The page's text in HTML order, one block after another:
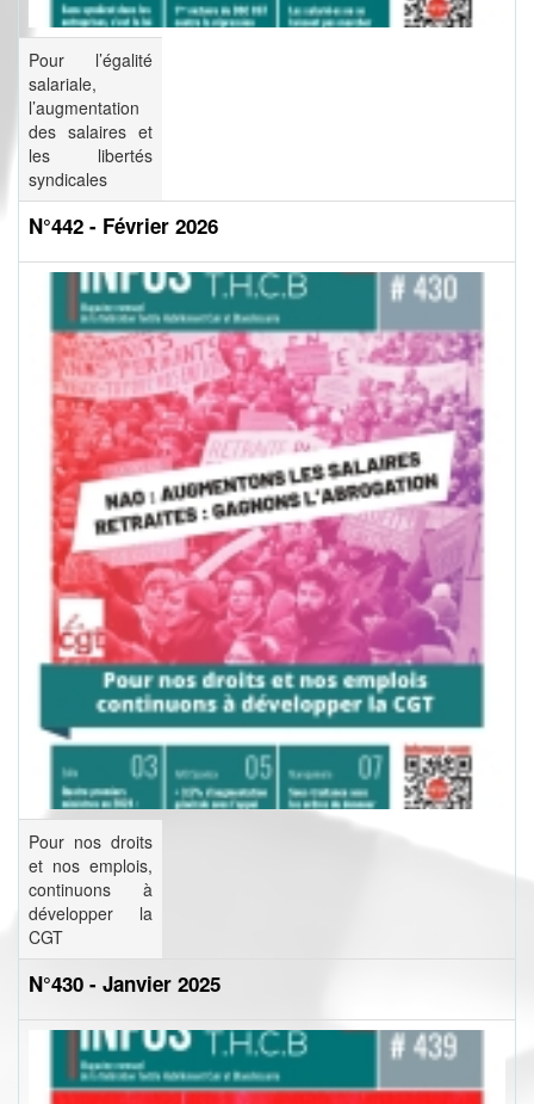
Pour l’égalité
salariale,
l’augmentation
des salaires et
les libertés
syndicales
N°442 - Février 2026
Pour nos droits
et nos emplois,
continuons à
développer la
CGT
N°430 - Janvier 2025